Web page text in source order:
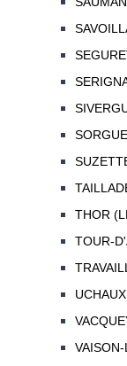
THOR
TOUR-
UCHAUX